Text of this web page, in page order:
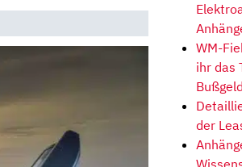
WM-
ihr das
Bußgeld
der